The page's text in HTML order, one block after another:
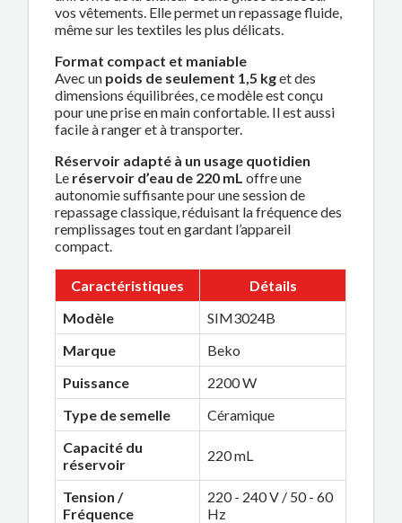
vos vêtements. Elle permet un repassage fluide,
même sur les textiles les plus délicats.
Format compact et maniable
Avec un poids de seulement 1,5 kget des
dimensions équilibrées, ce modèle est conçu
pour une prise en main confortable. Il est aussi
facile à ranger et à transporter.
Réservoir adapté à un usage quotidien
Le réservoir d’eau de 220 mL offre une
autonomie suffisante pour une session de
repassage classique, réduisant la fréquence des
remplissages tout en gardant l’appareil
compact.
Caractéristiques
Détails
Modèle
SIM3024B
Marque
Beko
Puissance
2200 W
Type de semelle
Céramique
Capacité du
réservoir
220 mL
Tension /
Fréquence
220 - 240 V / 50 - 60
Hz